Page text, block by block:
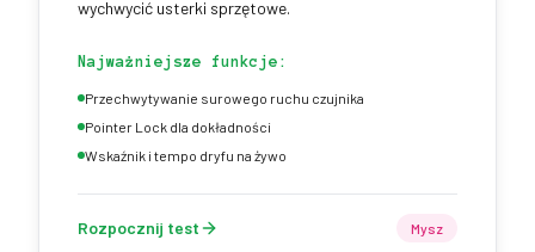
wychwycić usterki sprzętowe.
Najważniejsze funkcje:
Przechwytywanie surowego ruchu czujnika
Pointer Lock dla dokładności
Wskaźnik i tempo dryfu na żywo
Rozpocznij test Mysz